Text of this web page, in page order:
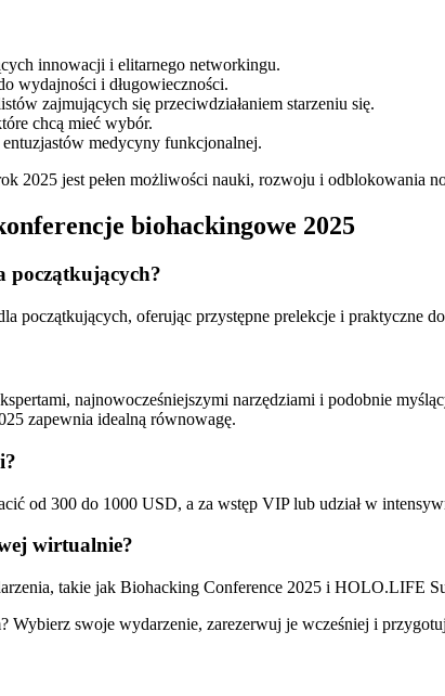
innowacji i elitarnego networkingu.
wydajności i długowieczności.
zajmujących się przeciwdziałaniem starzeniu się.
chcą mieć wybór.
medycyny funkcjonalnej.
2025 jest pełen możliwości nauki, rozwoju i odblokowania
biohackingowe 2025
początkujących?
oferując przystępne prelekcje i praktyczne
najnowocześniejszymi narzędziami i podobnie
zapewnia idealną równowagę.
od 300 do 1000 USD, a za wstęp VIP lub udział w
wirtualnie?
takie jak Biohacking Conference 2025 i HOLO.LIFE
swoje wydarzenie, zarezerwuj je wcześniej i